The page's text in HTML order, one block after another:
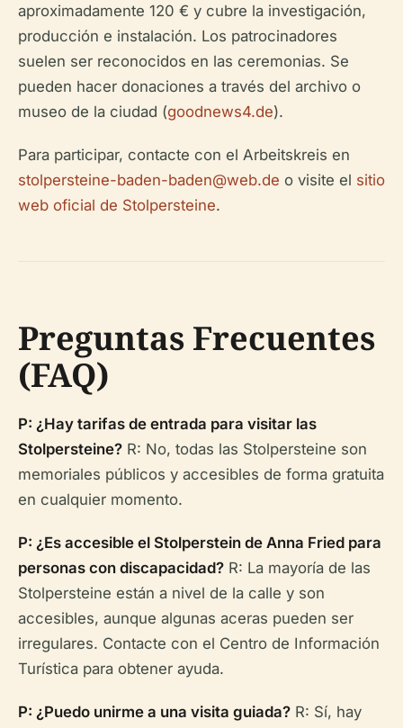
aproximadamente 120 € y cubre la investigación,
producción e instalación. Los patrocinadores
suelen ser reconocidos en las ceremonias. Se
pueden hacer donaciones a través del archivo o
museo de la ciudad (goodnews4.de).
Para participar, contacte con el Arbeitskreis en
stolpersteine-baden-baden@web.de o visite el sitio
web oficial de Stolpersteine.
Preguntas Frecuentes
(FAQ)
P: ¿Hay tarifas de entrada para visitar las
Stolpersteine? R: No, todas las Stolpersteine son
memoriales públicos y accesibles de forma gratuita
en cualquier momento.
P: ¿Es accesible el Stolperstein de Anna Fried para
personas con discapacidad? R: La mayoría de las
Stolpersteine están a nivel de la calle y son
accesibles, aunque algunas aceras pueden ser
irregulares. Contacte con el Centro de Información
Turística para obtener ayuda.
P: ¿Puedo unirme a una visita guiada? R: Sí, hay